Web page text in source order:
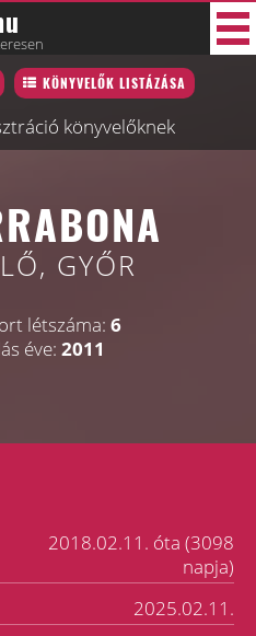
KÖNYVELŐK LISTÁZÁSA
könyvelőknek
GYŐR
létszáma: 6
éve: 2011
2018.02.11. óta (3098
napja)
2025.02.11.